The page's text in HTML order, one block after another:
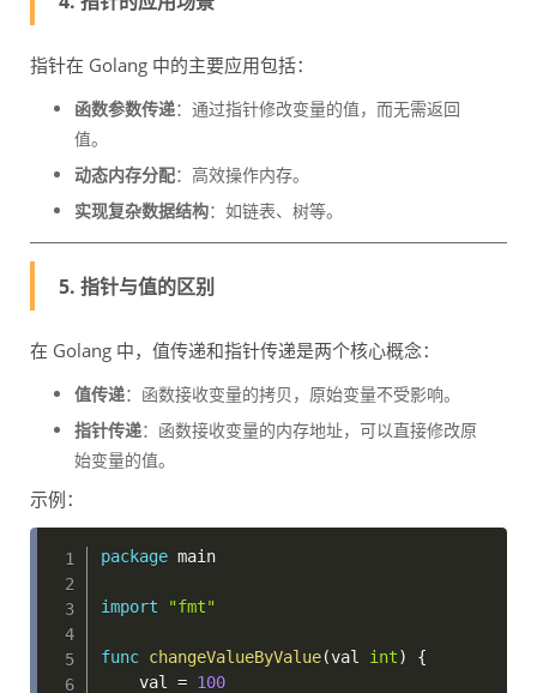
指针在 Golang 中的主要应用包括：
函数参数传递：通过指针修改变量的值，而无需返回
值。
动态内存分配：高效操作内存。
实现复杂数据结构：如链表、树等。
5. 指针与值的区别
在 Golang 中，值传递和指针传递是两个核心概念：
值传递：函数接收变量的拷贝，原始变量不受影响。
指针传递：函数接收变量的内存地址，可以直接修改原
始变量的值。
示例：
package main
import "fmt"
func changeValueByValue(val int)
{
    val
= 100